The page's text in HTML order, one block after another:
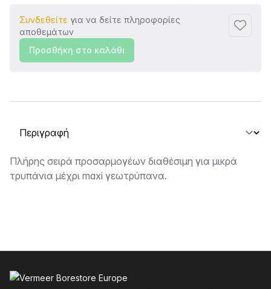
Συνδεθείτε για να δείτε πληροφορίες
αποθεμάτων
Προσθήκη στο καλάθι
Επιλογή καρτέλας
Περιγραφή
Πλήρης σειρά προσαρμογέων διαθέσιμη για μικρά
τρυπάνια μέχρι maxi γεωτρύπανα.